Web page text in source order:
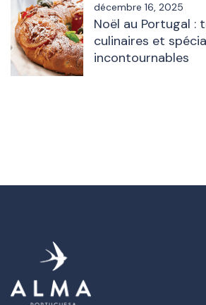
décembre 16, 2025
Noël au Portugal :
culinaires et
incontournables